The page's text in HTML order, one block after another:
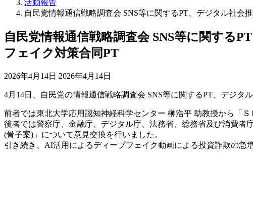
活動報告
自民党情報通信戦略調査会 SNS等に関するPT、デジタル社
自民党情報通信戦略調査会 SNS等に関する
フェイク対策合同PT
2026年4月14日 最
更
日
時
:
2026年4月14日
4月14日、自民党の情報通信戦略調査会 SNS等に関するPT、デジタ
前者では東北大学応用認知神経科学センター 榊浩平 助教授から「
後者では警察庁、金融庁、デジタル庁、法務省、総務省及び消費
(骨子案)」について意見交換を行いました。
引き続き、AI活用によるディープフェイク動画による投資詐欺の急